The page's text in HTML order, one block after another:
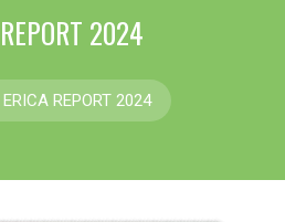
2024
ERICA REPORT 2024